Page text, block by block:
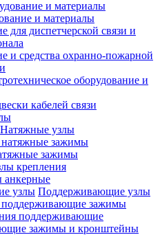
и материалы
для диспетчерской связи и
и средства охранно-пожарной
оборудование и
кабелей связи
Натяжные узлы
зажимы
зажимы
крепления
Поддерживающие узлы
зажимы
поддерживающие
зажимы и кронштейны